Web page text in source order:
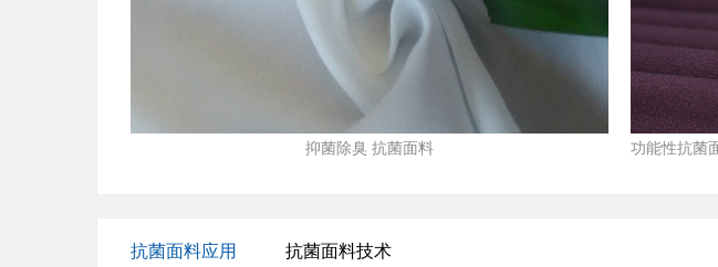
抑菌除臭 抗菌面料
抗菌面料应用 抗菌面料技术